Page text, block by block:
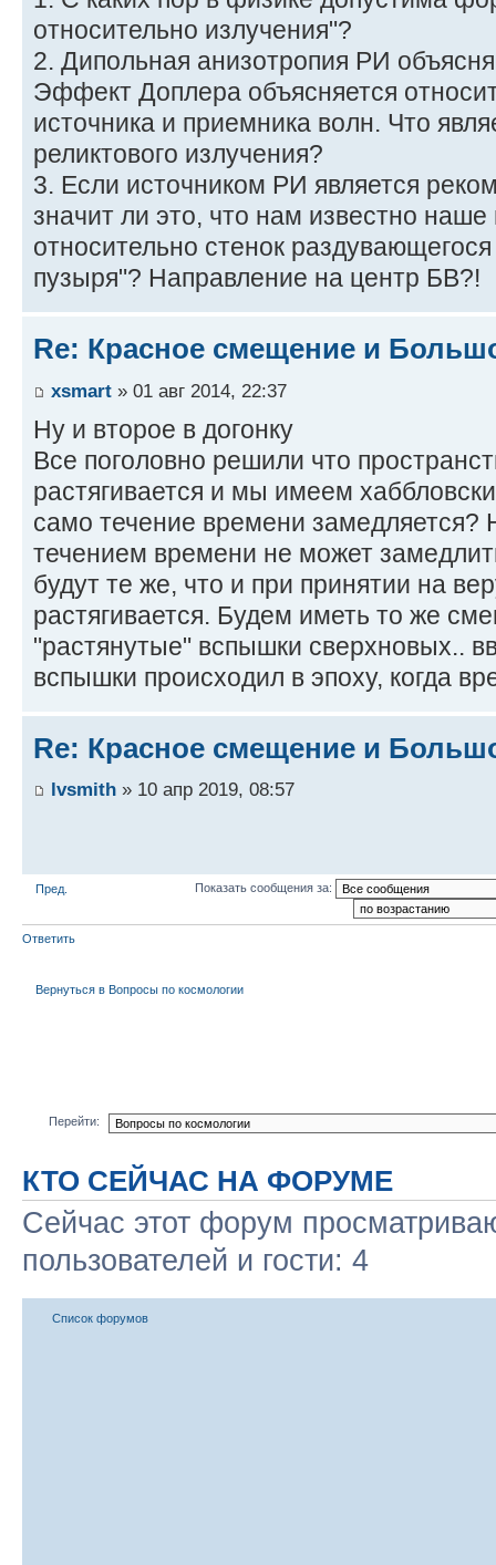
относительно излучения"?
2. Дипольная анизотропия РИ
Эффект Доплера объясняется
источника и приемника волн. Что
реликтового излучения?
3. Если источником РИ является
значит ли это, что нам известно
относительно стенок
пузыря"? Направление на центр БВ?!
Re: Красное смещение и
xsmart » 01 авг 2014, 22:37
Ну и второе в догонку
Все поголовно решили что
растягивается и мы имеем
само течение времени замедляется?
течением времени не может
будут те же, что и при принятии на
растягивается. Будем иметь то же
"растянутые" вспышки сверхновых..
вспышки происходил в эпоху, когда
Re: Красное смещение и
lvsmith » 10 апр 2019, 08:57
Пред. Показать сообщения за:
Ответить
Вернуться в Вопросы по космологии
Перейти:
КТО СЕЙЧАС НА ФОРУМЕ
Сейчас этот форум
пользователей и гости: 4
Список форумов